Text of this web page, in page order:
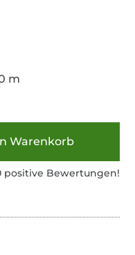
m
Warenkorb
positive Bewertungen!